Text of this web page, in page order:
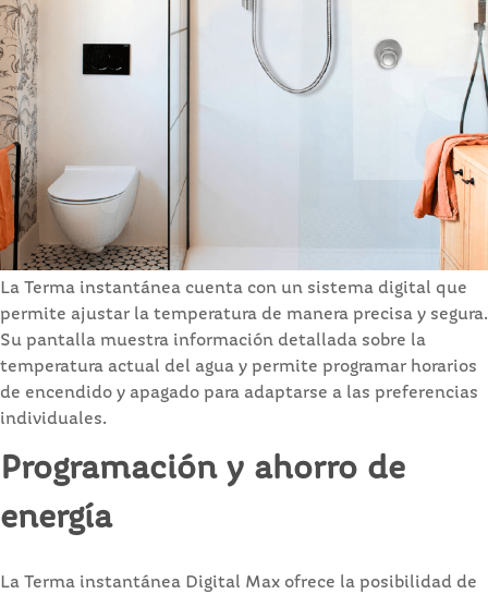
La Terma instantánea cuenta con un sistema digital que
permite ajustar la temperatura de manera precisa y segura.
Su pantalla muestra información detallada sobre la
temperatura actual del agua y permite programar horarios
de encendido y apagado para adaptarse a las preferencias
individuales.
Programación y ahorro de
energía
La Terma instantánea Digital Max ofrece la posibilidad de